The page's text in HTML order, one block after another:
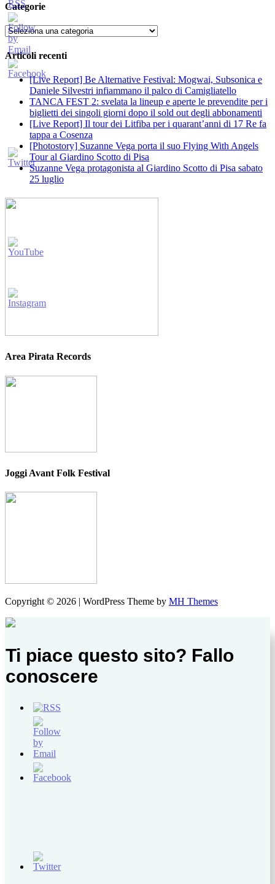
Categorie
Categorie
Articoli recenti
[Live Report] Be Alternative Festival: Mogwai, Subsonica e
Daniele Silvestri infiammano il palco di Camigliatello
TANCA FEST 2: svelata la lineup e aperte le prevendite per i
biglietti dei singoli giorni dopo il sold out degli abbonamenti
[Live Report] Il tour dei Litfiba per i quarant’anni di 17 Re fa
tappa a Cosenza
[Photostory] Suzanne Vega porta il suo Flying With Angels
Tour al Giardino Scotto di Pisa
Suzanne Vega protagonista al Giardino Scotto di Pisa sabato
25 luglio
Area Pirata Records
Joggi Avant Folk Festival
Copyright © 2026 | WordPress Theme by MH Themes
Ti piace questo sito? Fallo
conoscere